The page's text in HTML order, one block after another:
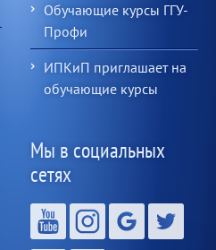
Обучающие курсы ГГУ-
Профи
ИПКиП приглашает на
обучающие курсы
Мы в социальных
сетях